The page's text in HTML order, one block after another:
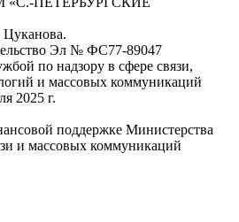
Эл № ФС77-89047
по надзору в сфере связи,
и массовых коммуникаций
2025 г.
поддержке Министерства
и массовых коммуникаций